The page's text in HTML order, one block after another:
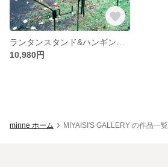
10,980円
minne ホーム MIYAISI'S GALLERY の作品一覧